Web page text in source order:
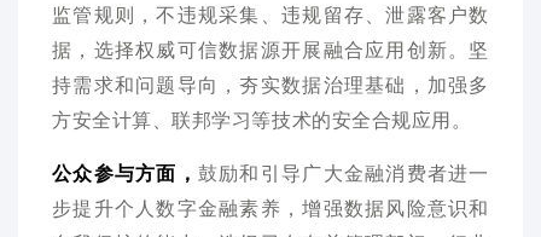
监管规则，不违规采集、违规留存、泄露客户数
据，选择权威可信数据源开展融合应用创新。坚
持需求和问题导向，夯实数据治理基础，加强多
方安全计算、联邦学习等技术的安全合规应用。
公众参与方面， 鼓励和引导广大金融消费者进一
步提升个人数字金融素养，增强数据风险意识和